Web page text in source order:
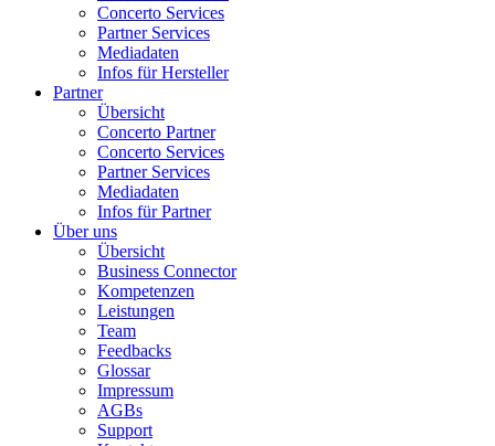
Concerto Services
Partner Services
Mediadaten
Infos für Hersteller
Partner
Übersicht
Concerto Partner
Concerto Services
Partner Services
Mediadaten
Infos für Partner
Über uns
Übersicht
Business Connector
Kompetenzen
Leistungen
Team
Feedbacks
Glossar
Impressum
AGBs
Support